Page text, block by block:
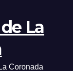
La
Coronada